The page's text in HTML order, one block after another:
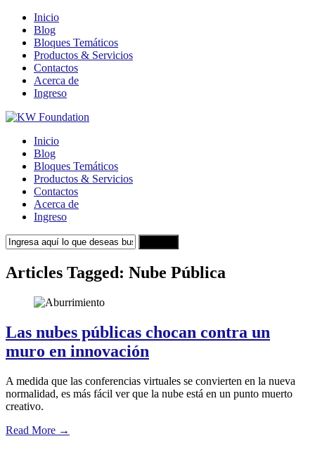
Inicio
Blog
Bloques Temáticos
Productos & Servicios
Contactos
Acerca de
Ingreso
Inicio
Blog
Bloques Temáticos
Productos & Servicios
Contactos
Acerca de
Ingreso
Articles Tagged: Nube Pública
Las nubes públicas chocan contra un
muro en innovación
A medida que las conferencias virtuales se convierten en la nueva
normalidad, es más fácil ver que la nube está en un punto muerto
creativo.
Read More →